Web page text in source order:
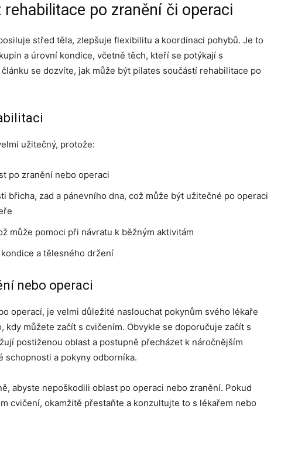
po zranění či operaci
střed těla, zlepšuje flexibilitu a koordinaci pohybů. Je to
a úrovní kondice, včetně těch, kteří se potýkají s
se dozvíte, jak může být pilates součástí rehabilitace po
užitečný, protože:
po zranění nebo operaci
břicha, zad a pánevního dna, což může být užitečné po operaci
může pomoci při návratu k běžným aktivitám
a tělesného držení
nebo operaci
operací, je velmi důležité naslouchat pokynům svého lékaře
kdy můžete začít s cvičením. Obvykle se doporučuje začít s
postiženou oblast a postupně přecházet k náročnějším
schopnosti a pokyny odborníka.
abyste nepoškodili oblast po operaci nebo zranění. Pokud
cvičení, okamžitě přestaňte a konzultujte to s lékařem nebo